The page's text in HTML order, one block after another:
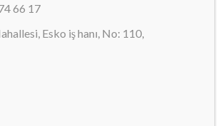
66 17
Esko iş hanı, No: 110,